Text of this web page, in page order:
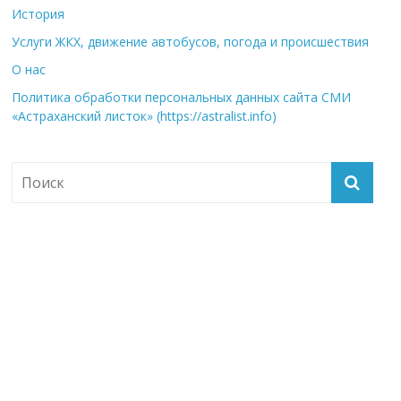
История
Услуги ЖКХ, движение автобусов, погода и происшествия
О нас
Политика обработки персональных данных сайта СМИ
«Астраханский листок» (https://astralist.info)